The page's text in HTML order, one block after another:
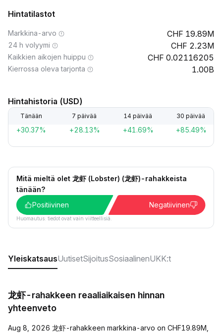
Hintatilastot
Markkina-arvo 19.89M
24 h volyymi 2.23M
Kaikkien aikojen huippu 0.02116205
Kierrossa oleva tarjonta 1.00B
Hintahistoria (USD)
Tänään 7 päivää 14 päivää 30 päivää
+30.37% +28.13% +41.69% +85.49%
Mitä mieltä olet 龙虾 (Lobster) (龙虾)-rahakkeista
tänään?
Positiivinen
Negatiivinen
Huomautus: tiedot ovat vain viitteellisiä.
YleiskatsausUutisetSijoitusSosiaalinenUKK:t
龙虾-rahakkeen reaaliaikaisen hinnan
yhteenveto
Aug 8, 2026 龙虾-rahakkeen markkina-arvo on CHF19.89M,